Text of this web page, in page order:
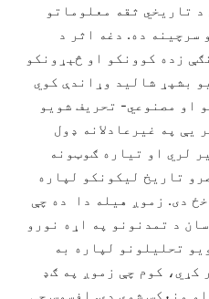
تاریخي ثقه معلوماتو
سرچینه ده. دغه اثر د
زده کوونکو او څېړونکو
بشپړ شالید وړاندې کوي
او مصنوعي- تحریف شویو
یې په غیرعادلانه ډول
لري او تیاره ګوټونه
تاریخ لیکونکو لپاره
دی. زموږ هیله دا ده چې
د تمدنونو په اړه نورو
تحلیلونو لپاره به
کړي، کوم چې زموږ په ګډ
منعکس شوي دي. افسوس چې